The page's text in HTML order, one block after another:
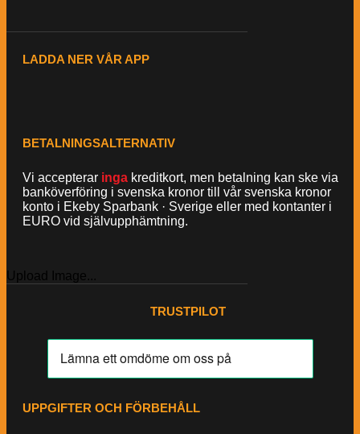
LADDA NER VÅR APP
BETALNINGSALTERNATIV
Vi accepterar inga kreditkort, men betalning kan ske via
banköverföring i svenska kronor till vår svenska kronor
konto i Ekeby Sparbank · Sverige eller med kontanter i
EURO vid självupphämtning.
Upload Image...
TRUSTPILOT
UPPGIFTER OCH FÖRBEHÅLL